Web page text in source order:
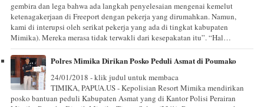
gembira dan lega bahwa ada langkah penyelesaian mengenai kemelut
ketenagakerjaan di Freeport dengan pekerja yang dirumahkan. Namun,
kami di interupsi oleh serikat pekerja yang ada di tingkat kabupaten
Mimika). Mereka merasa tidak terwakli dari kesepakatan itu”. “Hal…
Polres Mimika Dirikan Posko Peduli Asmat di Poumako
24/01/2018 - klik judul untuk membaca
TIMIKA, PAPUA.US - Kepolisian Resort Mimika mendirikan
posko bantuan peduli Kabupaten Asmat yang di Kantor Polisi Perairan